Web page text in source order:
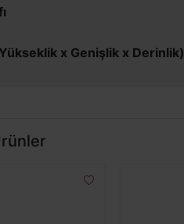
x Genişlik x Derinlik)